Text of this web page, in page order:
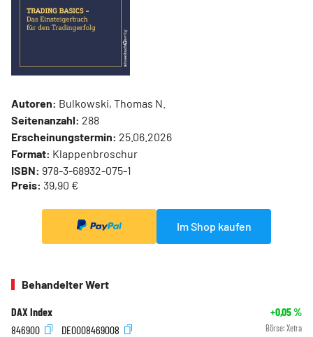
Autoren: Bulkowski, Thomas N.
Seitenanzahl: 288
Erscheinungstermin: 25.06.2026
Format: Klappenbroschur
ISBN: 978-3-68932-075-1
Preis: 39,90 €
Im Shop kaufen
Behandelter Wert
DAX Index +0,05%
846900
DE0008469008 Börse: Xetra